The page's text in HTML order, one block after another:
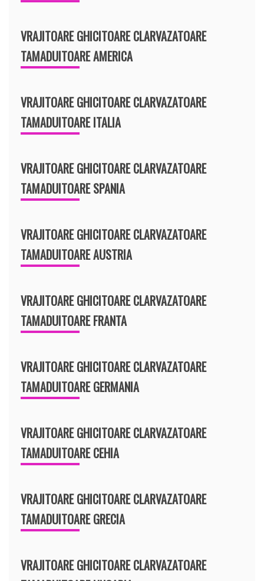
VRAJITOARE GHICITOARE CLARVAZATOARE
TAMADUITOARE AMERICA
VRAJITOARE GHICITOARE CLARVAZATOARE
TAMADUITOARE ITALIA
VRAJITOARE GHICITOARE CLARVAZATOARE
TAMADUITOARE SPANIA
VRAJITOARE GHICITOARE CLARVAZATOARE
TAMADUITOARE AUSTRIA
VRAJITOARE GHICITOARE CLARVAZATOARE
TAMADUITOARE FRANTA
VRAJITOARE GHICITOARE CLARVAZATOARE
TAMADUITOARE GERMANIA
VRAJITOARE GHICITOARE CLARVAZATOARE
TAMADUITOARE CEHIA
VRAJITOARE GHICITOARE CLARVAZATOARE
TAMADUITOARE GRECIA
VRAJITOARE GHICITOARE CLARVAZATOARE